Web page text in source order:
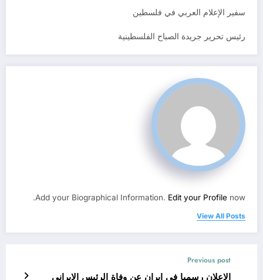
سفير الإعلام العربي في فلسطين
رئيس تحرير جريدة الصباح الفلسطينية
Add your Biographical Information. Edit your Profile now.
View All Posts
Previous post
الإعلان رسميا في ايران عن وفاة الرئيس الايراني